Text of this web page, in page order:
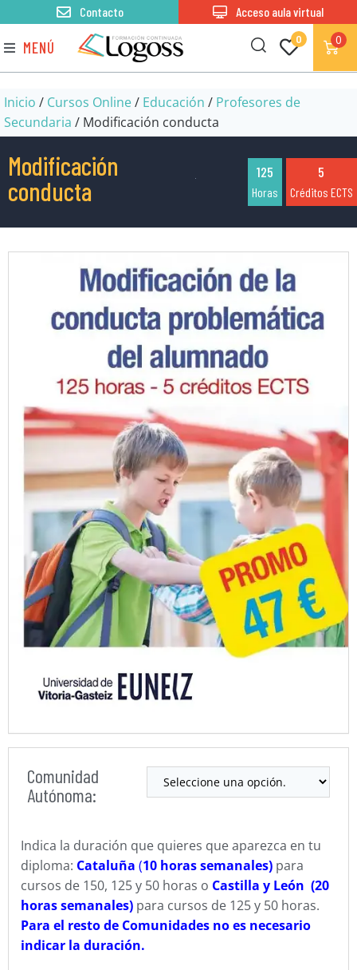
MENÚ 0 0
Contacto Acceso aula virtual
Inicio / Cursos Online/ Educación / Profesores de
Secundaria / Modificación conducta
Modificación
conducta
125
Horas
5
Créditos ECTS
Comunidad
Autónoma:
Indica la duración que quieres que aparezca en tu
diploma: Cataluña (10 horas semanales) para
cursos de 150, 125 y 50 horas o Castilla y León (20
horas semanales) para cursos de 125 y 50 horas.
Para el resto de Comunidades no es necesario
indicar la duración.